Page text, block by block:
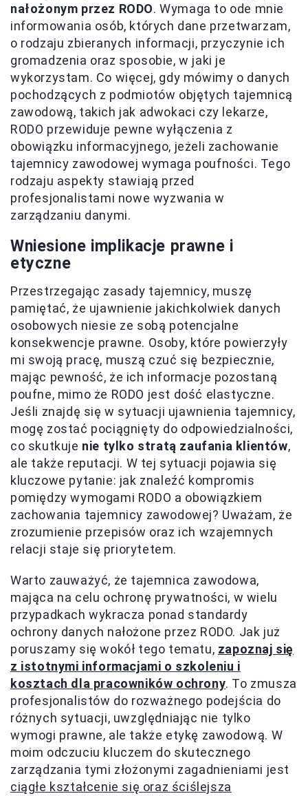
nałożonym przez RODO. Wymaga to ode mnie
informowania osób, których dane przetwarzam,
o rodzaju zbieranych informacji, przyczynie ich
gromadzenia oraz sposobie, w jaki je
wykorzystam. Co więcej, gdy mówimy o danych
pochodzących z podmiotów objętych tajemnicą
zawodową, takich jak adwokaci czy lekarze,
RODO przewiduje pewne wyłączenia z
obowiązku informacyjnego, jeżeli zachowanie
tajemnicy zawodowej wymaga poufności. Tego
rodzaju aspekty stawiają przed
profesjonalistami nowe wyzwania w
zarządzaniu danymi.
Wniesione implikacje prawne i
etyczne
Przestrzegając zasady tajemnicy, muszę
pamiętać, że ujawnienie jakichkolwiek danych
osobowych niesie ze sobą potencjalne
konsekwencje prawne. Osoby, które powierzyły
mi swoją pracę, muszą czuć się bezpiecznie,
mając pewność, że ich informacje pozostaną
poufne, mimo że RODO jest dość elastyczne.
Jeśli znajdę się w sytuacji ujawnienia tajemnicy,
mogę zostać pociągnięty do odpowiedzialności,
co skutkuje nie tylko stratą zaufania klientów,
ale także reputacji. W tej sytuacji pojawia się
kluczowe pytanie: jak znaleźć kompromis
pomiędzy wymogami RODO a obowiązkiem
zachowania tajemnicy zawodowej? Uważam, że
zrozumienie przepisów oraz ich wzajemnych
relacji staje się priorytetem.
Warto zauważyć, że tajemnica zawodowa,
mająca na celu ochronę prywatności, w wielu
przypadkach wykracza ponad standardy
ochrony danych nałożone przez RODO. Jak już
poruszamy się wokół tego tematu, zapoznaj się
z istotnymi informacjami o szkoleniu i
kosztach dla pracowników ochrony. To zmusza
profesjonalistów do rozważnego podejścia do
różnych sytuacji, uwzględniając nie tylko
wymogi prawne, ale także etykę zawodową. W
moim odczuciu kluczem do skutecznego
zarządzania tymi złożonymi zagadnieniami jest
ciągłe kształcenie się oraz ściślejsza